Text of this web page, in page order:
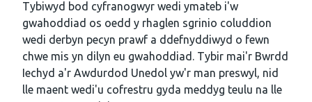
Tybiwyd bod cyfranogwyr wedi ymateb i'w
gwahoddiad os oedd y rhaglen sgrinio coluddion
wedi derbyn pecyn prawf a ddefnyddiwyd o fewn
chwe mis yn dilyn eu gwahoddiad. Tybir mai'r Bwrdd
Iechyd a'r Awdurdod Unedol yw'r man preswyl, nid
lle maent wedi'u cofrestru gyda meddyg teulu na lle